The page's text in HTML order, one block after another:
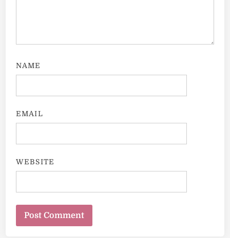
NAME
EMAIL
WEBSITE